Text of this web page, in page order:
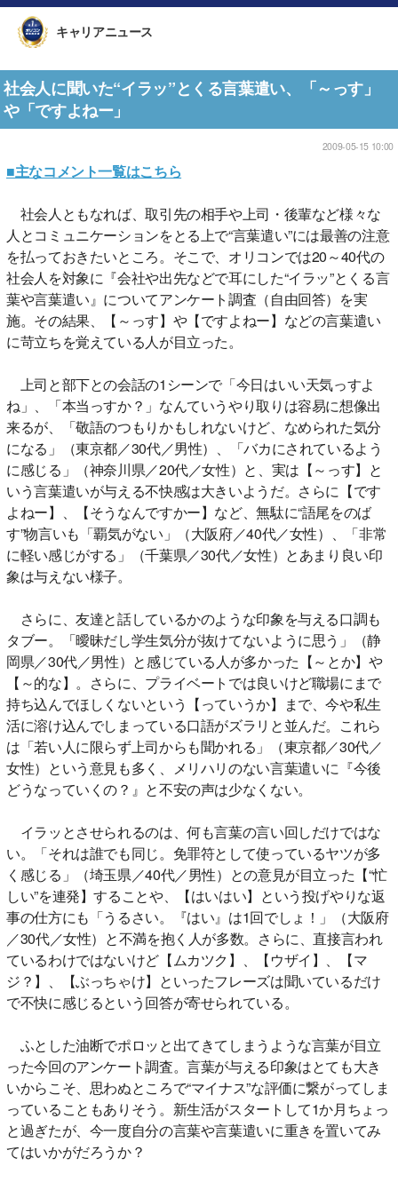
キャリアニュース
社会人に聞いた“イラッ”とくる言葉遣い、「～っす」
や「ですよねー」
2009-05-15 10:00
■主なコメント一覧はこちら
社会人ともなれば、取引先の相手や上司・後輩など様々な
人とコミュニケーションをとる上で“言葉遣い”には最善の注意
を払っておきたいところ。そこで、オリコンでは20～40代の
社会人を対象に『会社や出先などで耳にした“イラッ”とくる言
葉や言葉遣い』についてアンケート調査（自由回答）を実
施。その結果、【～っす】や【ですよねー】などの言葉遣い
に苛立ちを覚えている人が目立った。
上司と部下との会話の1シーンで「今日はいい天気っすよ
ね」、「本当っすか？」なんていうやり取りは容易に想像出
来るが、「敬語のつもりかもしれないけど、なめられた気分
になる」（東京都／30代／男性）、「バカにされているよう
に感じる」（神奈川県／20代／女性）と、実は【～っす】と
いう言葉遣いが与える不快感は大きいようだ。さらに【です
よねー】、【そうなんですかー】など、無駄に“語尾をのば
す”物言いも「覇気がない」（大阪府／40代／女性）、「非常
に軽い感じがする」（千葉県／30代／女性）とあまり良い印
象は与えない様子。
さらに、友達と話しているかのような印象を与える口調も
タブー。「曖昧だし学生気分が抜けてないように思う」（静
岡県／30代／男性）と感じている人が多かった【～とか】や
【～的な】。さらに、プライベートでは良いけど職場にまで
持ち込んでほしくないという【っていうか】まで、今や私生
活に溶け込んでしまっている口語がズラリと並んだ。これら
は「若い人に限らず上司からも聞かれる」（東京都／30代／
女性）という意見も多く、メリハリのない言葉遣いに『今後
どうなっていくの？』と不安の声は少なくない。
イラッとさせられるのは、何も言葉の言い回しだけではな
い。「それは誰でも同じ。免罪符として使っているヤツが多
く感じる」（埼玉県／40代／男性）との意見が目立った【“忙
しい”を連発】することや、【はいはい】という投げやりな返
事の仕方にも「うるさい。『はい』は1回でしょ！」（大阪府
／30代／女性）と不満を抱く人が多数。さらに、直接言われ
ているわけではないけど【ムカツク】、【ウザイ】、【マ
ジ？】、【ぶっちゃけ】といったフレーズは聞いているだけ
で不快に感じるという回答が寄せられている。
ふとした油断でポロッと出てきてしまうような言葉が目立
った今回のアンケート調査。言葉が与える印象はとても大き
いからこそ、思わぬところで“マイナス”な評価に繋がってしま
っていることもありそう。新生活がスタートして1か月ちょっ
と過ぎたが、今一度自分の言葉や言葉遣いに重きを置いてみ
てはいかがだろうか？